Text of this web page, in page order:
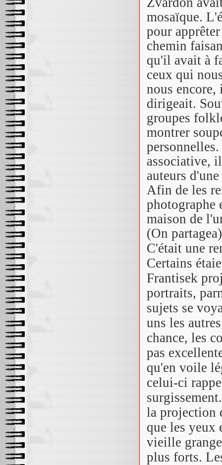
mosaïque.
pour
chemin
qu'il avait à
ceux qui
nous encore,
dirigeait.
groupes
montrer
associative,
auteurs
Afin de les
photographe
maison de
(On
C'était une
Certains
Frantisek
portraits,
sujets se
uns les
chance, les
pas
qu'en voile
celui-ci
la projection
que les yeux
vieille
plus forts.